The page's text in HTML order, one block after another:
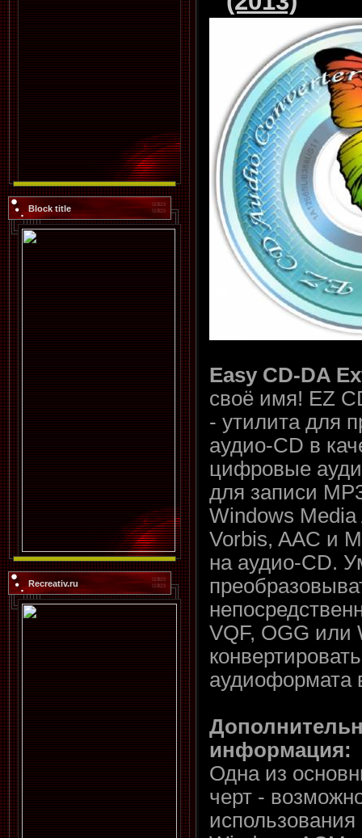
Block title
Recreativ.ru
Easy CD-DA
своё имя! EZ
- утилита для
аудио-CD в
цифровые
для записи
Windows
Vorbis, AAC и
на аудио-CD.
VQF, OGG или
аудиоформата
информация:
Одна из
черт -
использования